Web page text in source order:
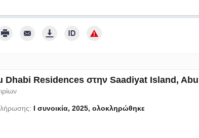
Dhabi Residences στην Saadiyat Island,
I συνοικία, 2025, ολοκληρώθηκε